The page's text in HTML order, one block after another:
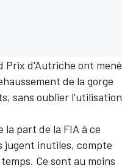
Prix d'Autriche ont mené
de la gorge
sans oublier l'utilisation
part de la FIA à ce
jugent inutiles, compte
Ce sont au moins